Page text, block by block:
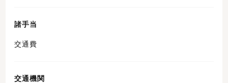
諸手当
交通費
交通機関